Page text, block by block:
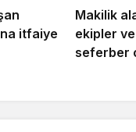
itfaiye
Makilik
ekipler
seferber